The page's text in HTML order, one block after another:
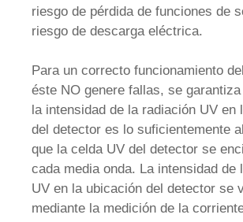
riesgo de pérdida de funciones de
riesgo de descarga eléctrica.
Para un correcto funcionamiento
éste NO genere fallas, se
la intensidad de la radiación UV en
del detector es lo suficientemente
que la celda UV del detector se
cada media onda. La intensidad de
UV en la ubicación del detector se
mediante la medición de la